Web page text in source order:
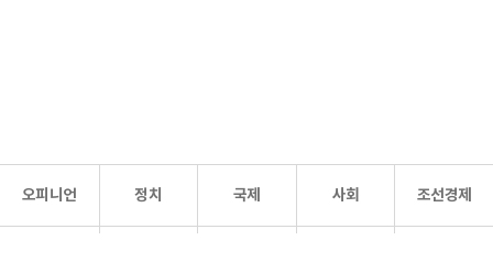
오피니언 정치 국제 사회 조선경제